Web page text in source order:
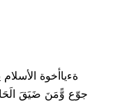
ةءﻳﺎﺃﺧﻮﺓ
جوّع وًّمَنَ ضَيَقَ